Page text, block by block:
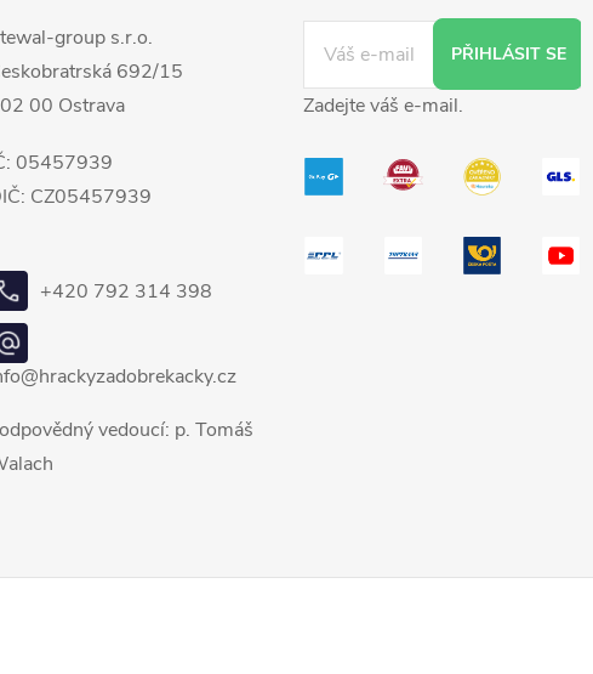
group s.r.o.
692/15
00 Ostrava
05457939
CZ05457939
+420 792 314 398
vedoucí: p. Tomáš
PŘIHLÁSIT SE
Zadejte váš e-mail.